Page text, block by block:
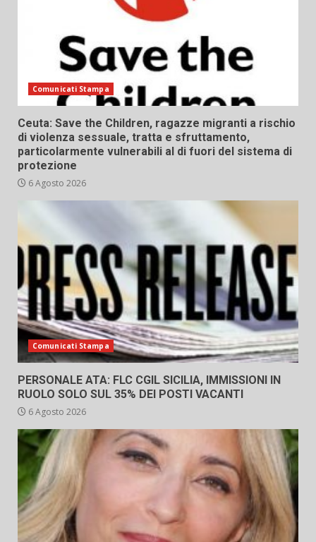
Comunicati Stampa
Ceuta: Save the Children, ragazze migranti a rischio
di violenza sessuale, tratta e sfruttamento,
particolarmente vulnerabili al di fuori del sistema di
protezione
6 Agosto 2026
Comunicati Stampa
PERSONALE ATA: FLC CGIL SICILIA, IMMISSIONI IN
RUOLO SOLO SUL 35% DEI POSTI VACANTI
6 Agosto 2026